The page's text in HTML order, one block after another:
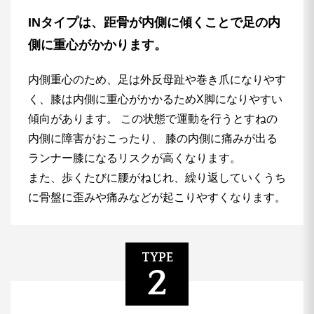
INタイプは、距骨が内側に傾くことで足の内
側に重心がかかります。
内側重心のため、足は外反母趾や巻き爪になりやす
く、膝は内側に重心がかかるためX脚になりやすい
傾向があります。 この状態で運動を行うとすねの
内側に障害がおこったり、
膝の内側に痛みが出る
ランナー膝になるリスクが高くなります。
また、歩くたびに腰がねじれ、繰り返していくうち
に骨盤に歪みや痛みなどが起こりやすくなります。
TYPE
2